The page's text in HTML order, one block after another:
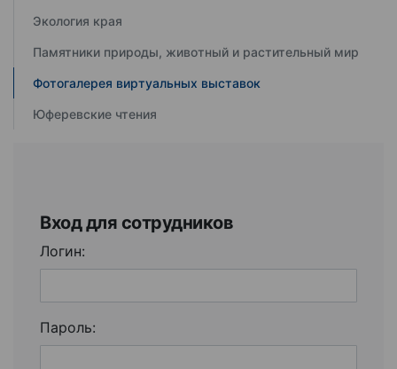
Экология края
Памятники природы, животный и растительный мир
Фотогалерея виртуальных выставок
Юферевские чтения
Вход для сотрудников
Логин:
Пароль: